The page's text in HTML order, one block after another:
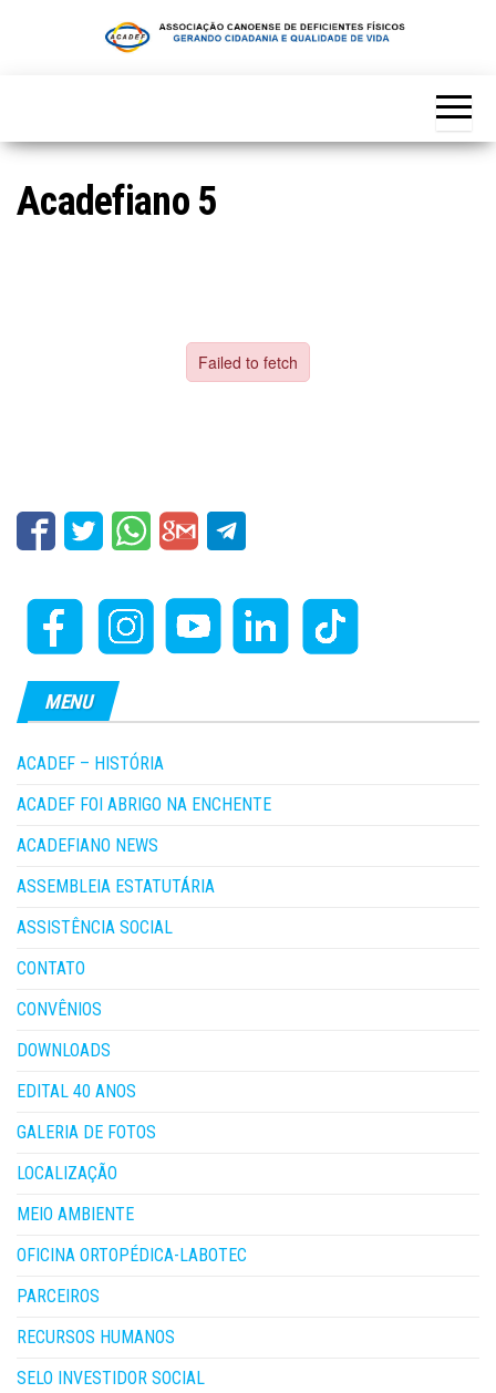
Acadefiano 5
MENU
ACADEF – HISTÓRIA
ACADEF FOI ABRIGO NA ENCHENTE
ACADEFIANO NEWS
ASSEMBLEIA ESTATUTÁRIA
ASSISTÊNCIA SOCIAL
CONTATO
CONVÊNIOS
DOWNLOADS
EDITAL 40 ANOS
GALERIA DE FOTOS
LOCALIZAÇÃO
MEIO AMBIENTE
OFICINA ORTOPÉDICA-LABOTEC
PARCEIROS
RECURSOS HUMANOS
SELO INVESTIDOR SOCIAL